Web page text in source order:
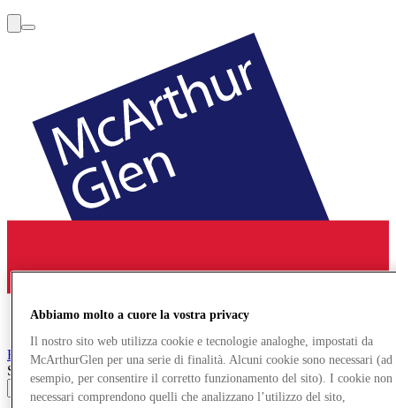
RoermondDesigner Outlet
Search input
Abbiamo molto a cuore la vostra privacy
Il nostro sito web utilizza cookie e tecnologie analoghe, impostati da
McArthurGlen per una serie di finalità. Alcuni cookie sono necessari (ad
esempio, per consentire il corretto funzionamento del sito). I cookie non
necessari comprendono quelli che analizzano l’utilizzo del sito,